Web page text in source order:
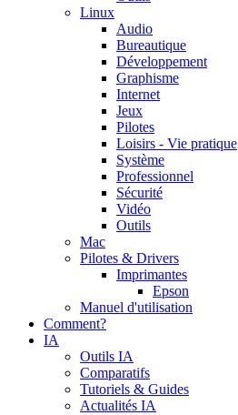
Linux
Audio
Bureautique
Développement
Graphisme
Internet
Jeux
Pilotes
Loisirs - Vie pratique
Système
Professionnel
Sécurité
Vidéo
Outils
Mac
Pilotes & Drivers
Imprimantes
Epson
Manuel d'utilisation
Comment?
IA
Outils IA
Comparatifs
Tutoriels & Guides
Actualités IA